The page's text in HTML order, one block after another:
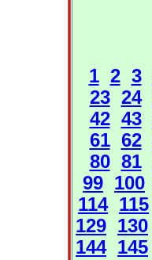
1 2 3
23 24
42 43
61 62
80 81
99 100
114 115
129 130
144 145